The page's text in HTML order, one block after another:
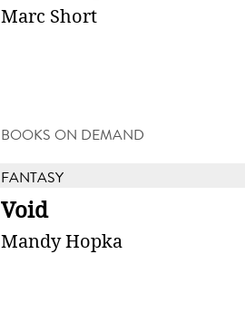
Marc Short
BOOKS ON DEMAND
FANTASY
Void
Mandy Hopka